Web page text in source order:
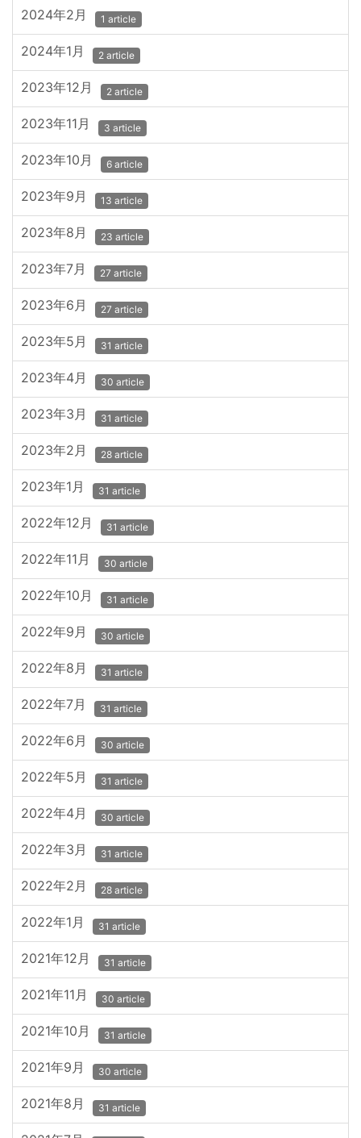
2024年2月 1 article
2024年1月 2 article
2023年12月 2 article
2023年11月 3 article
2023年10月 6 article
2023年9月 13 article
2023年8月 23 article
2023年7月 27 article
2023年6月 27 article
2023年5月 31 article
2023年4月 30 article
2023年3月 31 article
2023年2月 28 article
2023年1月 31 article
2022年12月 31 article
2022年11月 30 article
2022年10月 31 article
2022年9月 30 article
2022年8月 31 article
2022年7月 31 article
2022年6月 30 article
2022年5月 31 article
2022年4月 30 article
2022年3月 31 article
2022年2月 28 article
2022年1月 31 article
2021年12月 31 article
2021年11月 30 article
2021年10月 31 article
2021年9月 30 article
2021年8月 31 article